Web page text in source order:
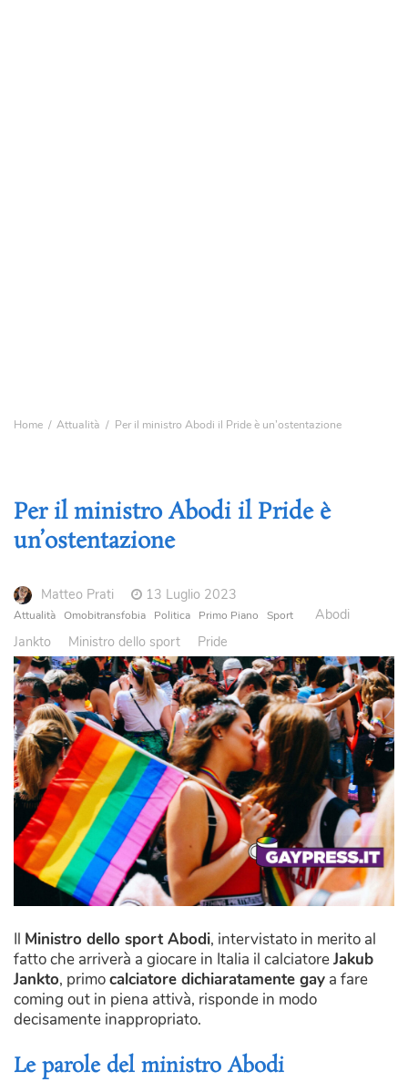
Home Attualità Per il ministro Abodi il Pride è un’ostentazione
Per il ministro Abodi il Pride è
un’ostentazione
Matteo Prati 13 Luglio 2023
Attualità Omobitransfobia Politica Primo Piano Sport
Abodi
Jankto
Ministro dello sport Pride
Il Ministro dello sport Abodi, intervistato in merito al
fatto che arriverà a giocare in Italia il calciatoreJakub
Jankto, primocalciatore dichiaratamente gay a fare
coming out in piena attivà, risponde in modo
decisamente inappropriato.
Le parole del ministro Abodi